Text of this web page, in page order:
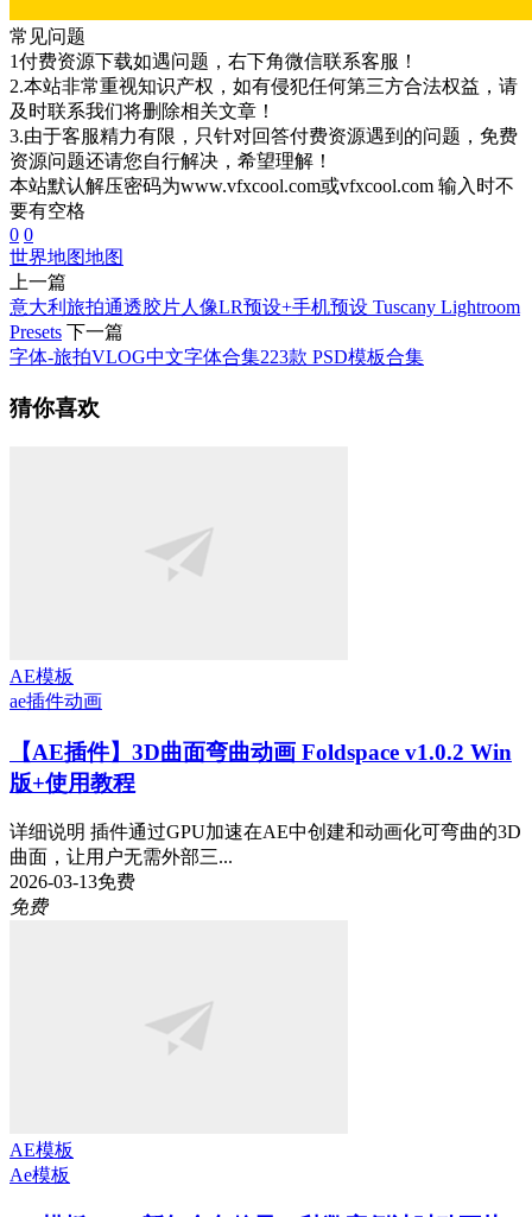
常见问题
1付费资源下载如遇问题，右下角微信联系客服！
2.本站非常重视知识产权，如有侵犯任何第三方合法权益，请
及时联系我们将删除相关文章！
3.由于客服精力有限，只针对回答付费资源遇到的问题，免费
资源问题还请您自行解决，希望理解！
本站默认解压密码为www.vfxcool.com或vfxcool.com 输入时不
要有空格
0 0
世界地图地图
上一篇
意大利旅拍通透胶片人像LR预设+手机预设 Tuscany Lightroom
Presets 下一篇
字体-旅拍VLOG中文字体合集223款 PSD模板合集
猜你喜欢
AE模板
ae插件动画
【AE插件】3D曲面弯曲动画 Foldspace v1.0.2 Win
版+使用教程
详细说明 插件通过GPU加速在AE中创建和动画化可弯曲的3D
曲面，让用户无需外部三...
2026-03-13免费
免费
AE模板
Ae模板